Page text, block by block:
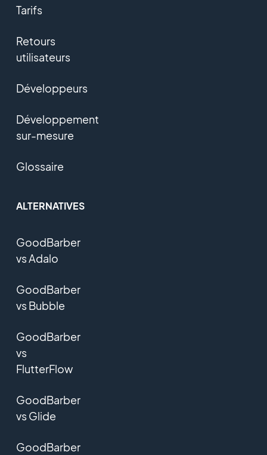
Tarifs
Retours
utilisateurs
Développeurs
Développement
sur-mesure
Glossaire
ALTERNATIVES
GoodBarber
vs Adalo
GoodBarber
vs Bubble
GoodBarber
vs
FlutterFlow
GoodBarber
vs Glide
GoodBarber